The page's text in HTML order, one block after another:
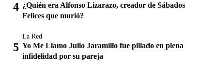
¿Quién era Alfonso Lizarazo, creador de Sábados
Felices que murió?
La Red
Yo Me Llamo Julio Jaramillo fue pillado en plena
infidelidad por su pareja